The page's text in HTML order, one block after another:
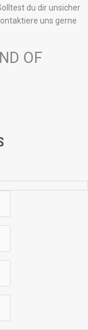
du dir unsicher
uns gerne
OF